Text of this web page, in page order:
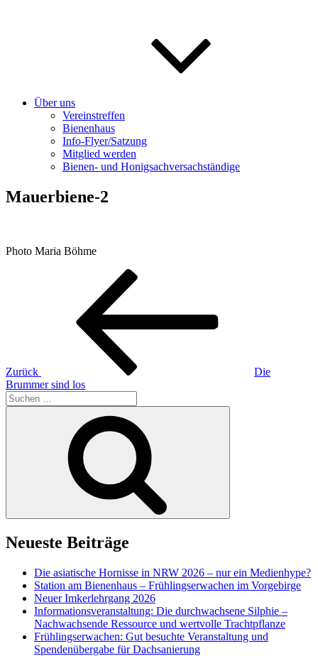
Über uns
Vereinstreffen
Bienenhaus
Info-Flyer/Satzung
Mitglied werden
Bienen- und Honigsachversachständige
Mauerbiene-2
Photo Maria Böhme
Beitragsnavigation
Zurück
Die
Brummer sind los
Suchen
nach:
Neueste Beiträge
Die asiatische Hornisse in NRW 2026 – nur ein Medienhype?
Station am Bienenhaus – Frühlingserwachen im Vorgebirge
Neuer Imkerlehrgang 2026
Informationsveranstaltung: Die durchwachsene Silphie –
Nachwachsende Ressource und wertvolle Trachtpflanze
Frühlingserwachen: Gut besuchte Veranstaltung und
Spendenübergabe für Dachsanierung